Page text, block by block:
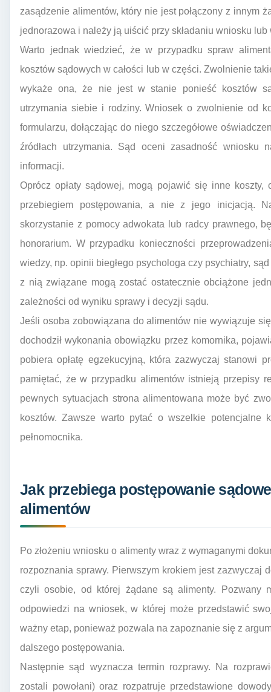
zasądzenie alimentów, który nie jest połączony z innym
jednorazowa i należy ją uiścić przy składaniu wniosku
Warto jednak wiedzieć, że w przypadku spraw
kosztów sądowych w całości lub w części. Zwolnienie
wykaże ona, że nie jest w stanie ponieść kosztów
utrzymania siebie i rodziny. Wniosek o zwolnienie od
formularzu, dołączając do niego szczegółowe
źródłach utrzymania. Sąd oceni zasadność wniosku
informacji.
Oprócz opłaty sądowej, mogą pojawić się inne
przebiegiem postępowania, a nie z jego inicjacją.
skorzystanie z pomocy adwokata lub radcy prawnego,
honorarium. W przypadku konieczności
wiedzy, np. opinii biegłego psychologa czy psychiatry,
z nią związane mogą zostać ostatecznie obciążone
zależności od wyniku sprawy i decyzji sądu.
Jeśli osoba zobowiązana do alimentów nie wywiązuje
dochodził wykonania obowiązku przez komornika,
pobiera opłatę egzekucyjną, która zazwyczaj stanowi
pamiętać, że w przypadku alimentów istnieją przepisy
pewnych sytuacjach strona alimentowana może być
kosztów. Zawsze warto pytać o wszelkie
pełnomocnika.
Jak przebiega postępowanie
alimentów
Po złożeniu wniosku o alimenty wraz z wymaganymi
rozpoznania sprawy. Pierwszym krokiem jest zazwyczaj
czyli osobie, od której żądane są alimenty. Pozwany
odpowiedzi na wniosek, w której może przedstawić
ważny etap, ponieważ pozwala na zapoznanie się z
dalszego postępowania.
Następnie sąd wyznacza termin rozprawy. Na
zostali powołani) oraz rozpatruje przedstawione